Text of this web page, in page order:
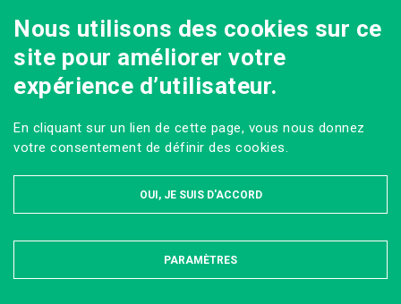
INFODOC
PÔLE IMAGE
PRESSE
Sur les réseaux
MENTIONS LÉGALES ET DONNÉES PERSONNELLES
Nous utilisons des cookies sur ce
site pour améliorer votre
expérience d’utilisateur.
En cliquant sur un lien de cette page, vous nous donnez
votre consentement de définir des cookies.
OUI, JE SUIS D'ACCORD
MASQUER
PARAMÈTRES